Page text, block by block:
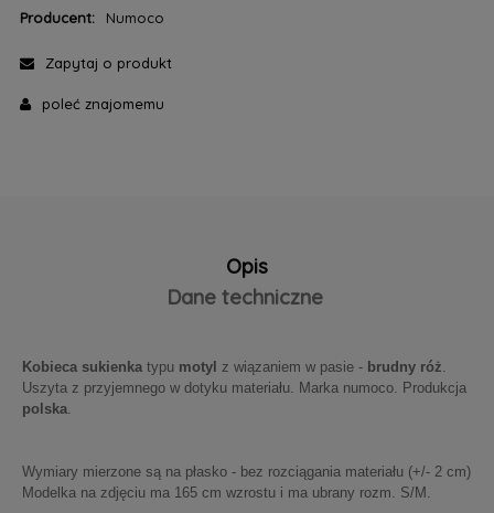
Producent: Numoco
Zapytaj o produkt
poleć znajomemu
Opis
Dane techniczne
Kobieca sukienkatypu motyl z wiązaniem w pasie - brudny róż
Uszyta z przyjemnego w dotyku materiału. Marka numoco. Produkcja
polska.
Wymiary mierzone są na płasko - bez rozciągania materiału (+/- 2 cm)
Modelka na zdjęciu ma 165 cm wzrostu i ma ubrany rozm. S/M.